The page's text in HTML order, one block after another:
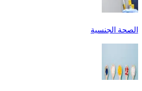
الصحة الجنسية